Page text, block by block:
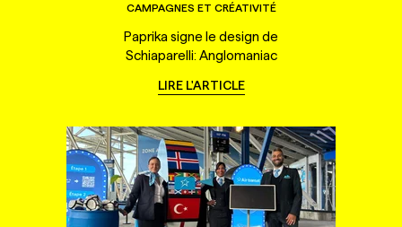
CAMPAGNES ET CRÉATIVITÉ
Paprika signe le design de
Schiaparelli: Anglomaniac
LIRE L'ARTICLE